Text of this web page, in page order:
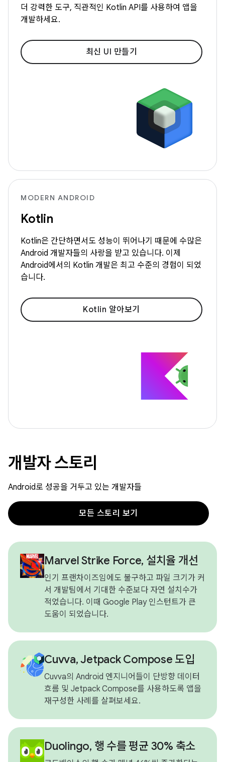
더 강력한 도구, 직관적인 Kotlin API를 사용하여 앱을
개발하세요.
최신 UI 만들기
MODERN ANDROID
Kotlin
Kotlin은 간단하면서도 성능이 뛰어나기 때문에 수많은
Android 개발자들의 사랑을 받고 있습니다. 이제
Android에서의 Kotlin 개발은 최고 수준의 경험이 되었
습니다.
Kotlin 알아보기
개발자 스토리
Android로 성공을 거두고 있는 개발자들
모든 스토리 보기
Marvel Strike Force, 설치율 개선
인기 프랜차이즈임에도 불구하고 파일 크기가 커
서 개발팀에서 기대한 수준보다 자연 설치수가
적었습니다. 이때 Google Play 인스턴트가 큰
도움이 되었습니다.
Cuvva, Jetpack Compose 도입
Cuvva의 Android 엔지니어들이 단방향 데이터
흐름 및 Jetpack Compose를 사용하도록 앱을
재구성한 사례를 살펴보세요.
Duolingo, 행 수를 평균 30% 축소